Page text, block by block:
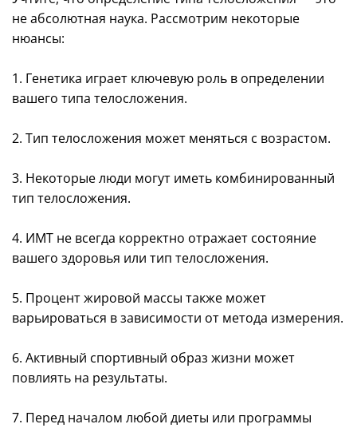
не абсолютная наука. Рассмотрим некоторые
нюансы:
1. Генетика играет ключевую роль в определении
вашего типа телосложения.
2. Тип телосложения может меняться с возрастом.
3. Некоторые люди могут иметь комбинированный
тип телосложения.
4. ИМТ не всегда корректно отражает состояние
вашего здоровья или тип телосложения.
5. Процент жировой массы также может
варьироваться в зависимости от метода измерения.
6. Активный спортивный образ жизни может
повлиять на результаты.
7. Перед началом любой диеты или программы